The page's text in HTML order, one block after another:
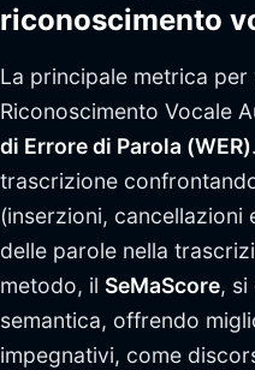
riconoscimento
La principale metrica per
Riconoscimento Vocale
di Errore di Parola (WER)
trascrizione
(inserzioni,
delle parole nella
metodo, il SeMaScore,
semantica, offrendo
impegnativi, come